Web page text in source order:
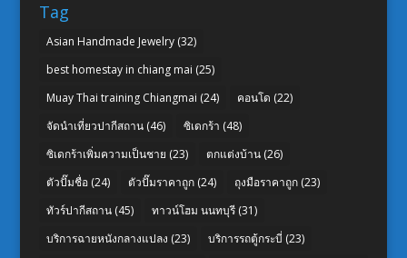
Tag
Asian Handmade Jewelry(32)
best homestay in chiang mai (25)
Muay Thai training Chiangmai (24) คอนโด (22)
จัดนำเที่ยวปากีสถาน(46) ซิเดกร้า (48)
ซิเดกร้าเพิ่มความเป็นชาย (23) ตกแต่งบ้าน(26)
ตัวปั๊มชื่อ(24) ตัวปั๊มราคาถูก(24) ถุงมือราคาถูก(23)
ทัวร์ปากีสถาน(45) ทาวน์โฮม นนทบุรี(31)
บริการฉายหนังกลางแปลง (23) บริการรถตู้กระบี่ (23)